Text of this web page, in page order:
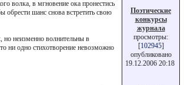
волка, в мгновение ока пронестись
обрести шанс снова встретить свою
но неизменно волнительны в
ни одно стихотворение невозможно
Поэтические
конкурсы
журнала
просмотры:
[102945]
опубликовано
19.12.2006 20:18